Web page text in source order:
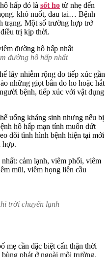
hấp đó là sốt ho từ nhẹ đến
khó nuốt, đau tai… Bệnh
trạng. Một số trường hợp trở
trị kịp thời.
đường hô hấp nhất
lây nhiễm rộng do tiếp xúc gần
những giọt bắn do ho hoặc hắt
bệnh, tiếp xúc với vật dụng
uống kháng sinh nhưng nếu bị
hô hấp mạn tính muốn dứt
dõi tình hình bệnh hiện tại mới
hợp.
cảm lạnh, viêm phổi, viêm
mũi, viêm họng liên cầu
trời chuyển lạnh
mẹ cần đặc biệt cẩn thận thời
phát ở ngoài môi trường.